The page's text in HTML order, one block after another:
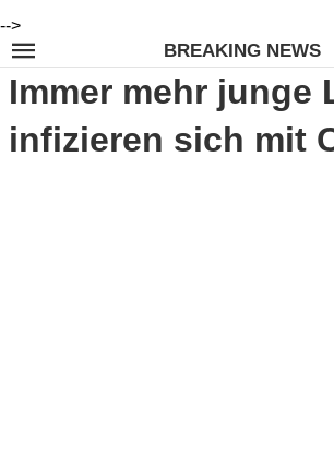
-->
BREAKING NEWS
Immer mehr junge
infizieren sich mit